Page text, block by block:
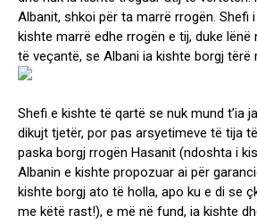
Albanit, shkoi për ta marrë rrogën. Shefi
kishte marrë edhe rrogën e tij, duke lënë
të veçantë, se Albani ia kishte borgj tërë
Shefi e kishte të qartë se nuk mund t’ia
dikujt tjetër, por pas arsyetimeve të tija
paska borgj rrogën Hasanit (ndoshta i
Albanin e kishte propozuar ai për
kishte borgj ato të holla, apo ku e di se
me këtë rast!), e më në fund, ia kishte